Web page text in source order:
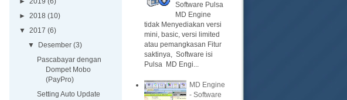
► 2018 (10)
▼ 2017 (6)
▼ Desember (3)
Pascabayar dengan
Dompet Mobo
(PayPro)
Setting Auto Update
Software Pulsa
MD Engine
tidak Menyediakan versi
mini, basic, versi limited
atau pemangkasan Fitur
saktinya, Software isi
Pulsa MD Engi...
MD Engine
- Software